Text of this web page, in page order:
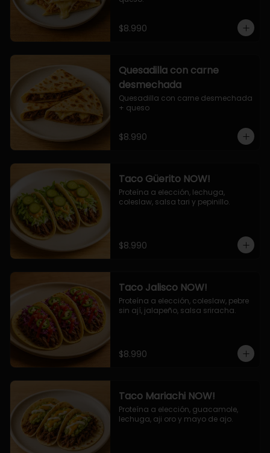
$8.990
Quesadilla con carne
desmechada
Quesadilla con carne desmechada
+ queso
$8.990
Taco Güerito NOW!
Proteína a elección, lechuga,
coleslaw, salsa tari y pepinillo.
$8.990
Taco Jalisco NOW!
Proteína a elección, coleslaw, pebre
sin ají, jalapeño, salsa sriracha.
$8.990
Taco Mariachi NOW!
Proteína a elección, guacamole,
lechuga, aji oro y mayo de ajo.